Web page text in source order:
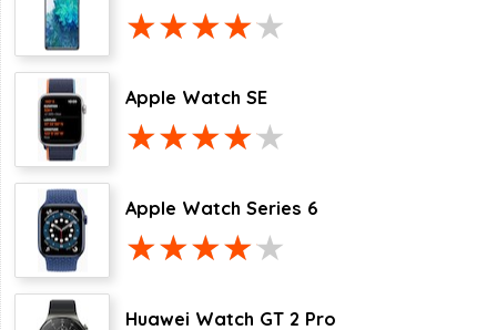
Apple Watch SE
Apple Watch Series 6
Huawei Watch GT 2 Pro